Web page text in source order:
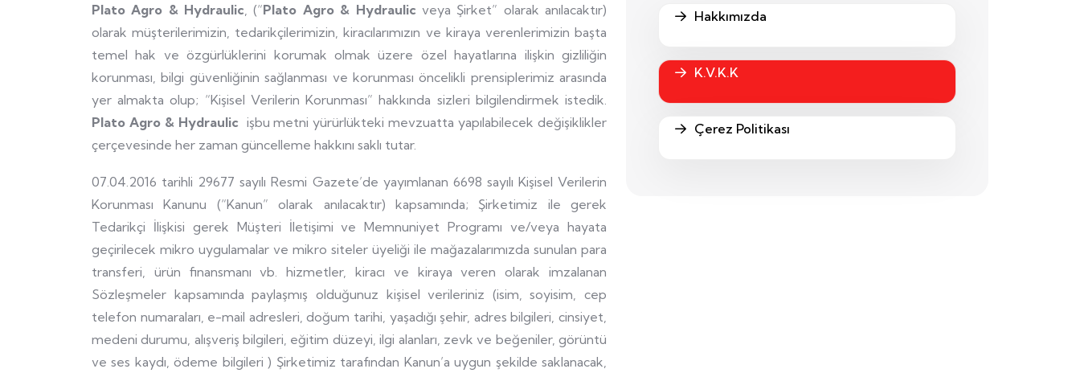
Plato Agro & Hydraulic , (“Plato Agro & Hydraulic veya Şirket” olarak anılacaktır)
olarak müşterilerimizin, tedarikçilerimizin, kiracılarımızın ve kiraya verenlerimizin başta
temel hak ve özgürlüklerini korumak olmak üzere özel hayatlarına ilişkin gizliliğin
korunması, bilgi güvenliğinin sağlanması ve korunması öncelikli prensiplerimiz arasında
yer almakta olup; “Kişisel Verilerin Korunması” hakkında sizleri bilgilendirmek istedik.
Plato Agro & Hydraulic işbu metni yürürlükteki mevzuatta yapılabilecek değişiklikler
çerçevesinde her zaman güncelleme hakkını saklı tutar.
07.04.2016 tarihli 29677 sayılı Resmi Gazete’de yayımlanan 6698 sayılı Kişisel Verilerin
Korunması Kanunu (“Kanun” olarak anılacaktır) kapsamında; Şirketimiz ile gerek
Tedarikçi İlişkisi gerek Müşteri İletişimi ve Memnuniyet Programı ve/veya hayata
geçirilecek mikro uygulamalar ve mikro siteler üyeliği ile mağazalarımızda sunulan para
transferi, ürün finansmanı vb. hizmetler, kiracı ve kiraya veren olarak imzalanan
Sözleşmeler kapsamında paylaşmış olduğunuz kişisel verileriniz (isim, soyisim, cep
telefon numaraları, e-mail adresleri, doğum tarihi, yaşadığı şehir, adres bilgileri, cinsiyet,
medeni durumu, alışveriş bilgileri, eğitim düzeyi, ilgi alanları, zevk ve beğeniler, görüntü
ve ses kaydı, ödeme bilgileri ) Şirketimiz tarafından Kanun’a uygun şekilde saklanacak,
Hakkımızda
K.V.K.K
Çerez Politikası